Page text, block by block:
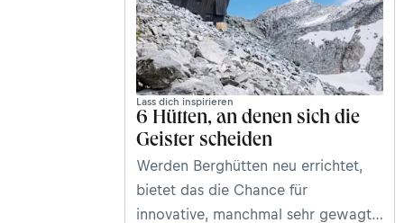
Lass dich inspirieren
6 Hütten, an denen sich die
Geister scheiden
Werden Berghütten neu errichtet,
bietet das die Chance für
innovative, manchmal sehr gewagte